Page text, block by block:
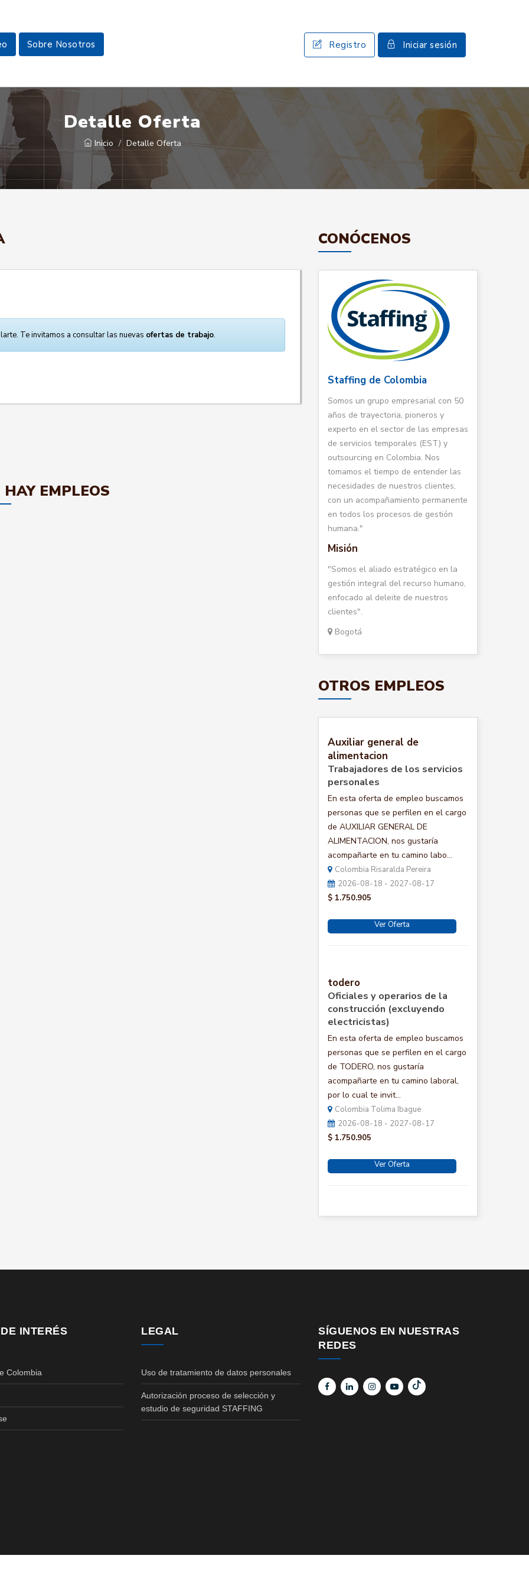
Sobre Nosotros Registro Iniciar sesión
Detalle Oferta
Inicio Detalle Oferta
Te invitamos a consultar las nuevas ofertas de trabajo.
HAY EMPLEOS
CONÓCENOS
Staffing de Colombia
Somos un grupo empresarial con 50
años de trayectoria, pioneros y
experto en el sector de las empresas
de servicios temporales (EST) y
outsourcing en Colombia. Nos
tomamos el tiempo de entender las
necesidades de nuestros clientes,
con un acompañamiento permanente
en todos los procesos de gestión
humana."
Misión
"Somos el aliado estratégico en la
gestión integral del recurso humano,
enfocado al deleite de nuestros
clientes".
Bogotá
OTROS EMPLEOS
Auxiliar general de
alimentacion
Trabajadores de los servicios
personales
En esta oferta de empleo buscamos
personas que se perfilen en el cargo
de AUXILIAR GENERAL DE
ALIMENTACION, nos gustaría
acompañarte en tu camino labo...
Colombia Risaralda Pereira
2026-08-18 - 2027-08-17
$ 1.750.905
Ver Oferta
todero
Oficiales y operarios de la
construcción (excluyendo
electricistas)
En esta oferta de empleo buscamos
personas que se perfilen en el cargo
de TODERO, nos gustaría
acompañarte en tu camino laboral,
por lo cual te invit...
Colombia Tolima Ibague
2026-08-18 - 2027-08-17
$ 1.750.905
Ver Oferta
INTERÉS
Colombia
LEGAL
Uso de tratamiento de datos personales
Autorización proceso de selección y
estudio de seguridad STAFFING
SÍGUENOS EN NUESTRAS
REDES